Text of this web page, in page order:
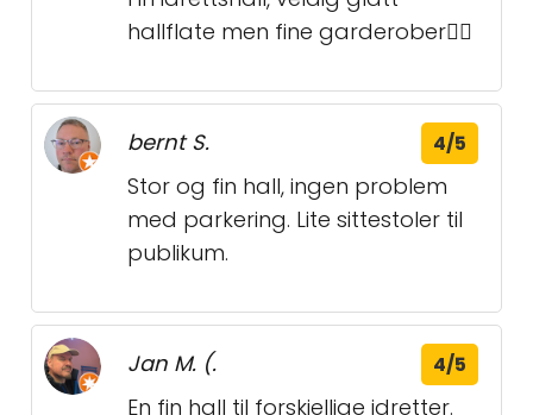
hallflate men fine garderober👍🏽
bernt S. 4/5
Stor og fin hall, ingen problem
med parkering. Lite sittestoler til
publikum.
Jan M. (. 4/5
En fin hall til forskjellige idretter.